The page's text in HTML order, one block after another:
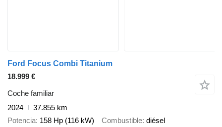
Ford Focus Combi Titanium
18.999 €
Coche familiar
2024
37.855 km
Potencia 158 Hp (116 kW) Combustible diésel